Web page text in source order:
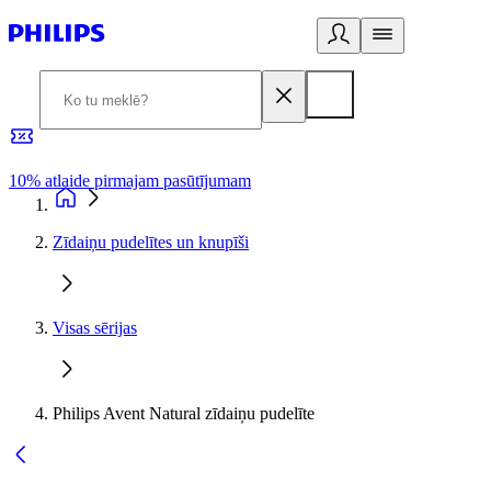
10% atlaide pirmajam pasūtījumam
Zīdaiņu pudelītes un knupīši
Visas sērijas
Philips Avent Natural zīdaiņu pudelīte